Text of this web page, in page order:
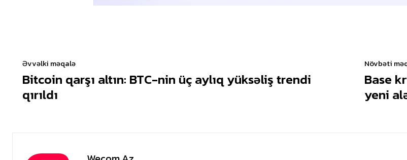
Əvvəlki məqalə
Bitcoin qarşı altın: BTC-nin üç aylıq yüksəliş trendi
qırıldı
Növbəti
Base
yeni